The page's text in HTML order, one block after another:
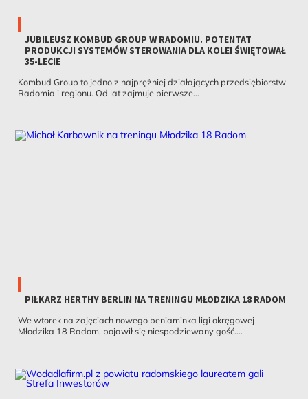
JUBILEUSZ KOMBUD GROUP W RADOMIU. POTENTAT
PRODUKCJI SYSTEMÓW STEROWANIA DLA KOLEI ŚWIĘTOWAŁ
35-LECIE
Kombud Group to jedno z najprężniej działających przedsiębiorstw
Radomia i regionu. Od lat zajmuje pierwsze...
PIŁKARZ HERTHY BERLIN NA TRENINGU MŁODZIKA 18 RADOM
We wtorek na zajęciach nowego beniaminka ligi okręgowej
Młodzika 18 Radom, pojawił się niespodziewany gość....